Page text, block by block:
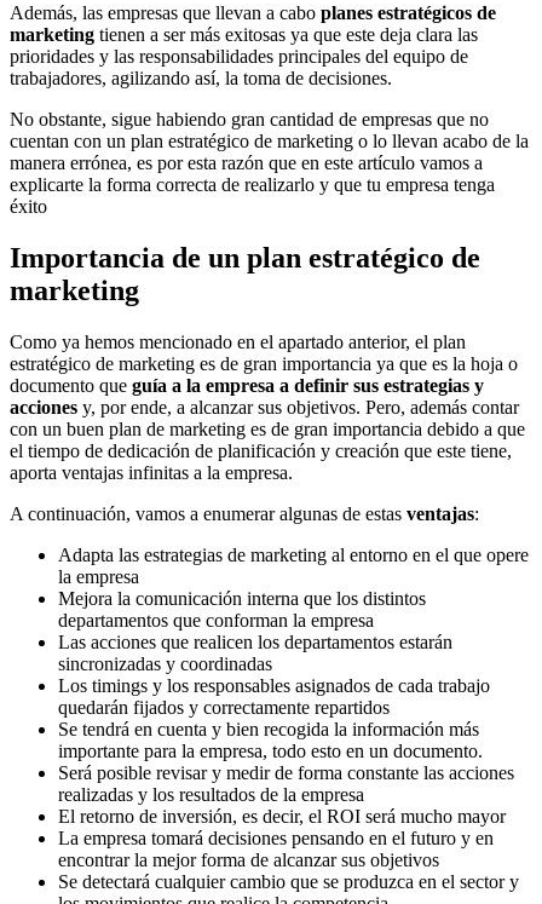
Además, las empresas que llevan a cabo planes estratégicos de
marketing tienen a ser más exitosas ya que este deja clara las
prioridades y las responsabilidades principales del equipo de
trabajadores, agilizando así, la toma de decisiones.
No obstante, sigue habiendo gran cantidad de empresas que no
cuentan con un plan estratégico de marketing o lo llevan acabo de la
manera errónea, es por esta razón que en este artículo vamos a
explicarte la forma correcta de realizarlo y que tu empresa tenga
éxito
Importancia de un plan estratégico de
marketing
Como ya hemos mencionado en el apartado anterior, el plan
estratégico de marketing es de gran importancia ya que es la hoja o
documento que guía a la empresa a definir sus estrategias y
acciones y, por ende, a alcanzar sus objetivos. Pero, además contar
con un buen plan de marketing es de gran importancia debido a que
el tiempo de dedicación de planificación y creación que este tiene,
aporta ventajas infinitas a la empresa.
A continuación, vamos a enumerar algunas de estas ventajas:
Adapta las estrategias de marketing al entorno en el que opere
la empresa
Mejora la comunicación interna que los distintos
departamentos que conforman la empresa
Las acciones que realicen los departamentos estarán
sincronizadas y coordinadas
Los timings y los responsables asignados de cada trabajo
quedarán fijados y correctamente repartidos
Se tendrá en cuenta y bien recogida la información más
importante para la empresa, todo esto en un documento.
Será posible revisar y medir de forma constante las acciones
realizadas y los resultados de la empresa
El retorno de inversión, es decir, el ROI será mucho mayor
La empresa tomará decisiones pensando en el futuro y en
encontrar la mejor forma de alcanzar sus objetivos
Se detectará cualquier cambio que se produzca en el sector y